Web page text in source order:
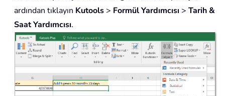
ardından tıklayın Kutools > Formül Yardımcısı > Tarih &
Saat Yardımcısı.